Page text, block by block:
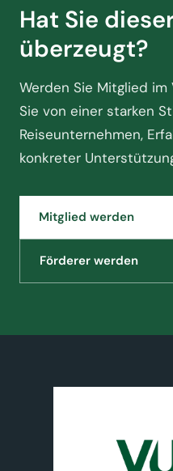
Hat Sie
überzeugt?
Werden Sie Mitglied
Sie von einer starken
Reiseunternehmen,
konkreter
Mitglied werden
Förderer werden